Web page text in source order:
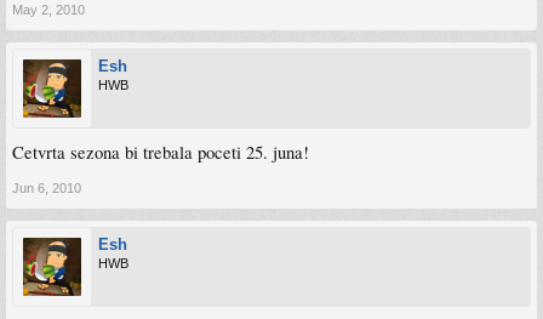
May 2, 2010
Esh
HWB
Cetvrta sezona bi trebala poceti 25. juna!
Jun 6, 2010
Esh
HWB